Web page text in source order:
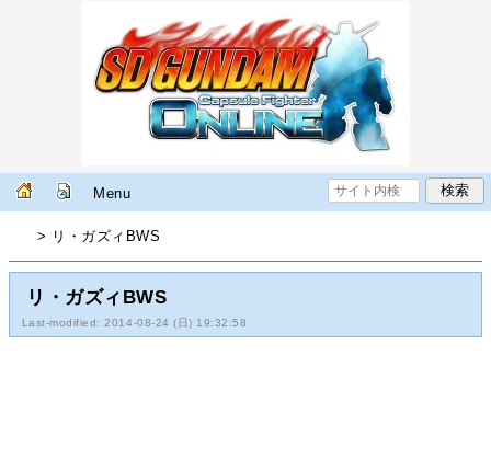
Menu
> リ・ガズィBWS
リ・ガズィBWS
Last-modified: 2014-08-24 (日) 19:32:58